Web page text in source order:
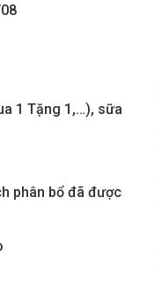
1 Tặng 1,…), sữa
phân bổ đã được